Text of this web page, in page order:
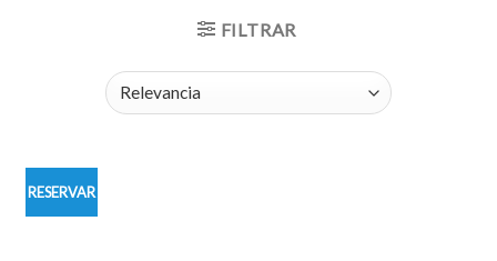
FILTRAR
RESERVAR